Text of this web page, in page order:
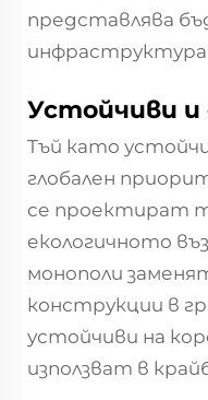
представлява
Устойчиви и
Тъй като
глобален
се проектират
екологичното
монополи
конструкции в
устойчиви на
използват в